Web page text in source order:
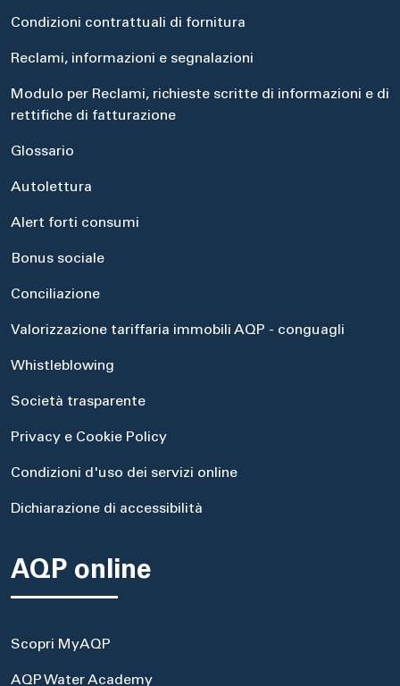
Condizioni contrattuali di fornitura
Reclami, informazioni e segnalazioni
Modulo per Reclami, richieste scritte di informazioni e di
rettifiche di fatturazione
Glossario
Autolettura
Alert forti consumi
Bonus sociale
Conciliazione
Valorizzazione tariffaria immobili AQP - conguagli
Whistleblowing
Società trasparente
Privacy e Cookie Policy
Condizioni d'uso dei servizi online
Dichiarazione di accessibilità
AQP online
Scopri MyAQP
AQP Water Academy